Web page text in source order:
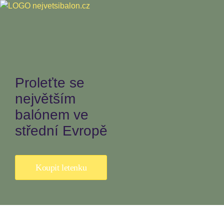
Proleťte se
největším
balónem ve
střední Evropě
Koupit letenku